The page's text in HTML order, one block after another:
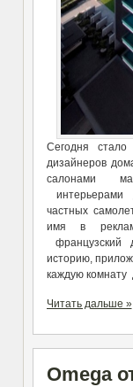
Сегодня стало
дизайнеров
салонами
интерьерами
частных
имя в
историю,
каждую комнату
Читать дальше »
Omega